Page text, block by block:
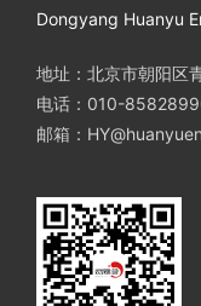
Dongyang Huanyu
地址：北京市朝阳区
电话：010-
邮箱：